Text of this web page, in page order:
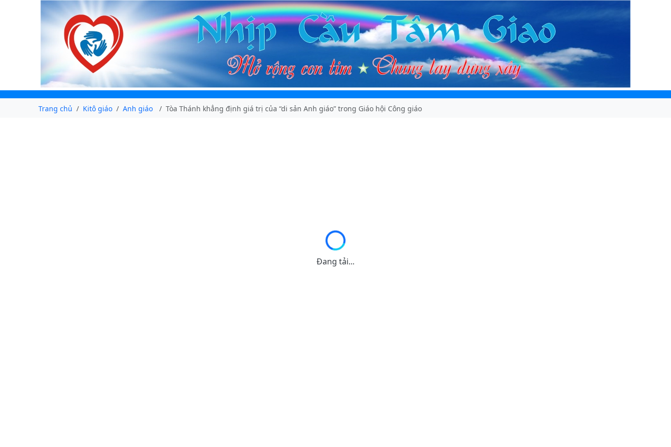
Trang chủ Kitô giáo Anh giáo Tòa Thánh khẳng định giá trị của “di sản Anh giáo” trong Giáo hội Công giáo
Đang tải...